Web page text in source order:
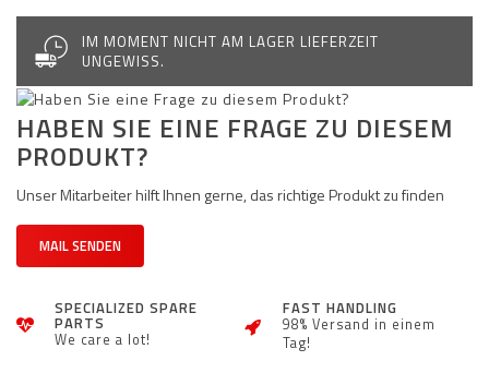
IM MOMENT NICHT AM LAGER LIEFERZEIT
UNGEWISS.
HABEN SIE EINE FRAGE ZU DIESEM
PRODUKT?
Unser Mitarbeiter hilft Ihnen gerne, das richtige Produkt zu finden
MAIL SENDEN
SPECIALIZED SPARE
PARTS
We care a lot!
FAST HANDLING
98% Versand in einem
Tag!